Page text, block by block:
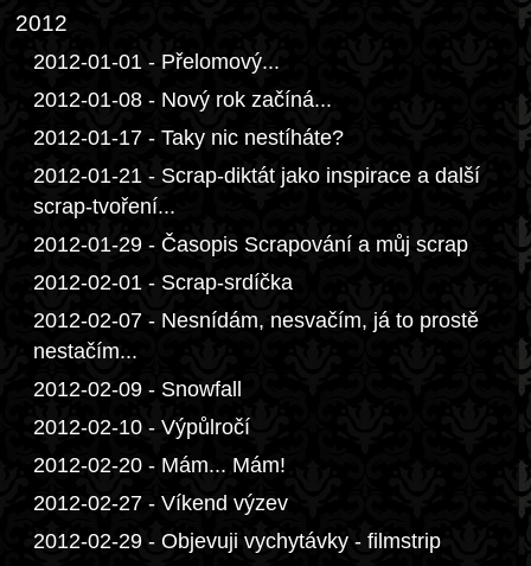
2012
2012-01-01 - Přelomový...
2012-01-08 - Nový rok začíná...
2012-01-17 - Taky nic nestíháte?
2012-01-21 - Scrap-diktát jako inspirace a další
scrap-tvoření...
2012-01-29 - Časopis Scrapování a můj scrap
2012-02-01 - Scrap-srdíčka
2012-02-07 - Nesnídám, nesvačím, já to prostě
nestačím...
2012-02-09 - Snowfall
2012-02-10 - Výpůlročí
2012-02-20 - Mám... Mám!
2012-02-27 - Víkend výzev
2012-02-29 - Objevuji vychytávky - filmstrip